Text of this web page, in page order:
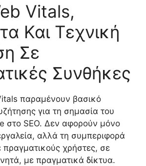
Vitals,
Και Τεχνική
Σε
Συνθήκες
παραμένουν βασικό
για τη σημασία του
στο SEO. Δεν αφορούν μόνο
αλλά τη συμπεριφορά
πραγματικούς χρήστες, σε
με πραγματικά δίκτυα.